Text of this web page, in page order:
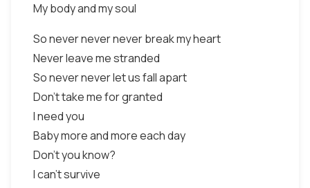
My body and my soul
So never never never break my heart
Never leave me stranded
So never never let us fall apart
Don't take me for granted
I need you
Baby more and more each day
Don't you know?
I can't survive